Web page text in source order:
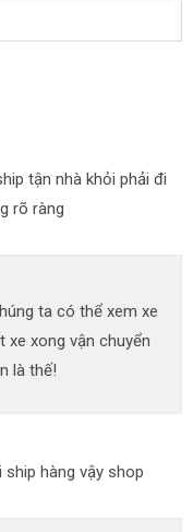
tận nhà khỏi phải đi
rõ ràng
ta có thể xem xe
xong vận chuyển
là thế!
hàng vậy shop